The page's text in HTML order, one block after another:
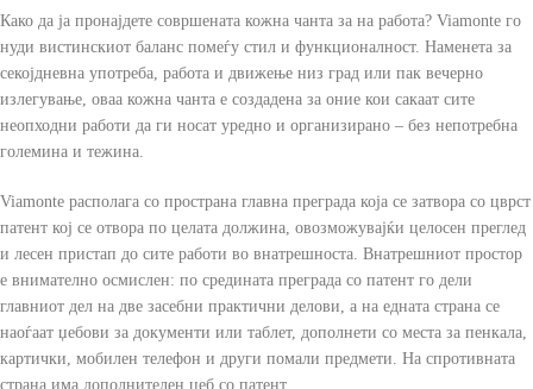
Како да ја пронајдете совршената кожна чанта за на работа? Viamonte го
нуди вистинскиот баланс помеѓу стил и функционалност. Наменета за
секојдневна употреба, работа и движење низ град или пак вечерно
излегување, оваа кожна чанта е создадена за оние кои сакаат сите
неопходни работи да ги носат уредно и организирано – без непотребна
големина и тежина.
Viamonte располага со пространа главна преграда која се затвора со цврст
патент кој се отвора по целата должина, овозможувајќи целосен преглед
и лесен пристап до сите работи во внатрешноста. Внатрешниот простор
е внимателно осмислен: по средината преграда со патент го дели
главниот дел на две засебни практични делови, а на едната страна се
наоѓаат џебови за документи или таблет, дополнети со места за пенкала,
картички, мобилен телефон и други помали предмети. На спротивната
страна има дополнителен џеб со патент.